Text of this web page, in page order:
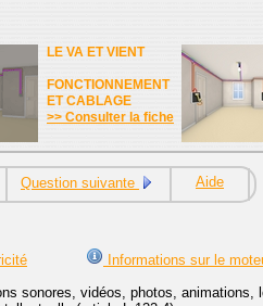
LE VA ET VIENT
FONCTIONNEMENT
ET CABLAGE
>> Consulter la fiche
Question suivante Aide
Informations sur le
sonores, vidéos, photos,